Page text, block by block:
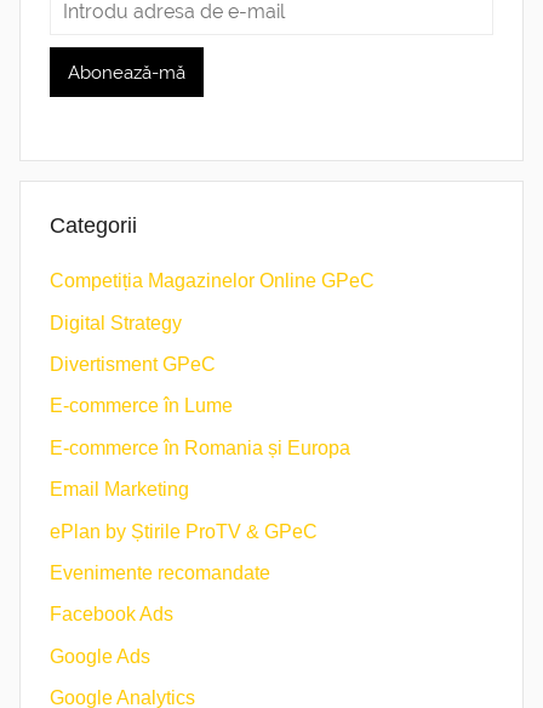
Categorii
Competiția Magazinelor Online GPeC
Digital Strategy
Divertisment GPeC
E-commerce în Lume
E-commerce în Romania și Europa
Email Marketing
ePlan by Știrile ProTV & GPeC
Evenimente recomandate
Facebook Ads
Google Ads
Google Analytics